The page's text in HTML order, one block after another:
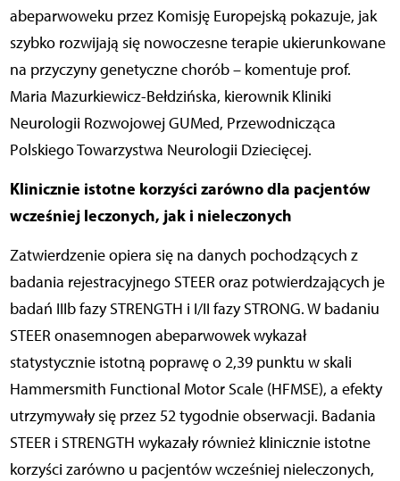
abeparwoweku przez Komisję Europejską pokazuje, jak
szybko rozwijają się nowoczesne terapie ukierunkowane
na przyczyny genetyczne chorób – komentuje prof.
Maria Mazurkiewicz-Bełdzińska, kierownik Kliniki
Neurologii Rozwojowej GUMed, Przewodnicząca
Polskiego Towarzystwa Neurologii Dziecięcej.
Klinicznie istotne korzyści zarówno dla pacjentów
wcześniej leczonych, jak i nieleczonych
Zatwierdzenie opiera się na danych pochodzących z
badania rejestracyjnego STEER oraz potwierdzających je
badań IIIb fazy STRENGTH i I/II fazy STRONG. W badaniu
STEER onasemnogen abeparwowek wykazał
statystycznie istotną poprawę o 2,39 punktu w skali
Hammersmith Functional Motor Scale (HFMSE), a efekty
utrzymywały się przez 52 tygodnie obserwacji. Badania
STEER i STRENGTH wykazały również klinicznie istotne
korzyści zarówno u pacjentów wcześniej nieleczonych,